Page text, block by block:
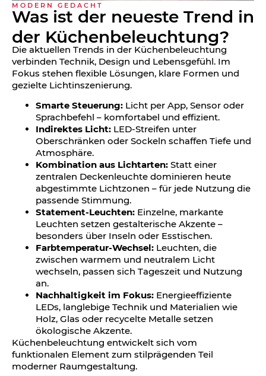
MODERN GEDACHT
Was ist der neueste Trend in
der Küchen­beleuchtung?
Die aktuellen Trends in der Küchenbeleuchtung
verbinden Technik, Design und Lebensgefühl. Im
Fokus stehen flexible Lösungen, klare Formen und
gezielte Lichtinszenierung.
Smarte Steuerung: Licht per App, Sensor oder
Sprachbefehl – komfortabel und effizient.
Indirektes Licht: LED-Streifen unter
Oberschränken oder Sockeln schaffen Tiefe und
Atmosphäre.
Kombination aus Lichtarten: Statt einer
zentralen Deckenleuchte dominieren heute
abgestimmte Lichtzonen – für jede Nutzung die
passende Stimmung.
Statement-Leuchten: Einzelne, markante
Leuchten setzen gestalterische Akzente –
besonders über Inseln oder Esstischen.
Farbtemperatur-Wechsel: Leuchten, die
zwischen warmem und neutralem Licht
wechseln, passen sich Tageszeit und Nutzung
an.
Nachhaltigkeit im Fokus: Energieeffiziente
LEDs, langlebige Technik und Materialien wie
Holz, Glas oder recycelte Metalle setzen
ökologische Akzente.
Küchenbeleuchtung entwickelt sich vom
funktionalen Element zum stilprägenden Teil
moderner Raumgestaltung.